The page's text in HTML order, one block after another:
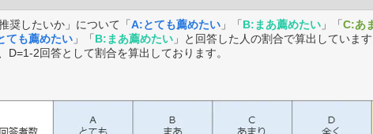
奨したいか」について「A:とても薦めたい 」「B:まあ薦めたい 」「C:あ
ても薦めたい 」「B:まあ薦めたい 」と回答した人の割合で算出しています
2回答として割合を算出しております。